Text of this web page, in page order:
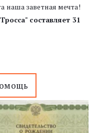
наша заветная мечта!
составляет 31